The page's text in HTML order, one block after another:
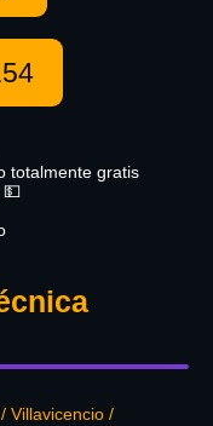
totalmente gratis
💵
Villavicencio /